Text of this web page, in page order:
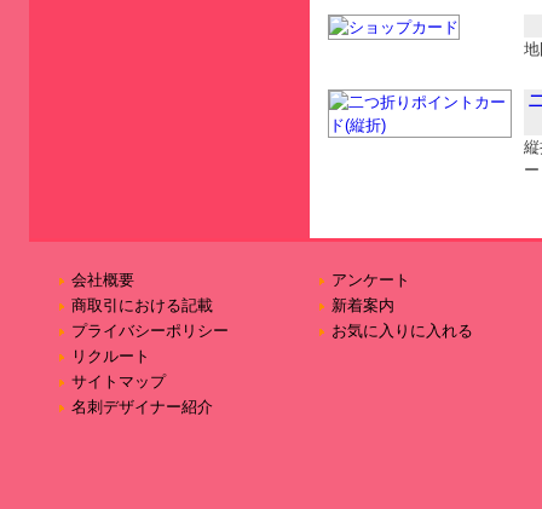
会社概要
商取引における記載
プライバシーポリシー
リクルート
サイトマップ
名刺デザイナー紹介
アンケート
新着案内
お気に入りに入れる